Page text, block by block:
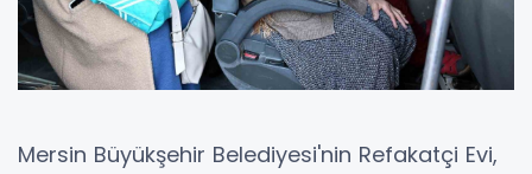
Mersin Büyükşehir Belediyesi'nin Refakatçi Evi,